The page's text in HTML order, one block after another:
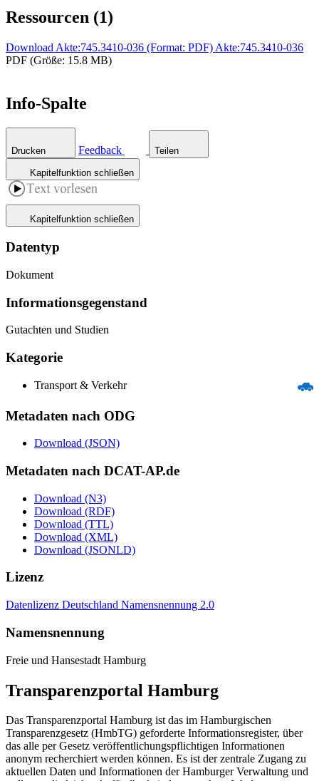
Ressourcen (1)
Download Akte:745.3410-036 (Format: PDF) Akte:745.3410-036
PDF (Größe: 15.8 MB)
Info-Spalte
Drucken Feedback Teilen
Kapitelfunktion schließen
Kapitelfunktion schließen
Datentyp
Dokument
Informations­gegenstand
Gutachten und Studien
Kategorie
Transport & Verkehr
Metadaten nach ODG
Download (JSON)
Metadaten nach DCAT-AP.de
Download (N3)
Download (RDF)
Download (TTL)
Download (XML)
Download (JSONLD)
Lizenz
Datenlizenz Deutschland Namensnennung 2.0
Namensnennung
Freie und Hansestadt Hamburg
Transparenzportal Hamburg
Das Transparenzportal Hamburg ist das im Hamburgischen
Transparenzgesetz (HmbTG) geforderte Informationsregister, über
das alle per Gesetz veröffentlichungspflichtigen Informationen
anonym recherchiert werden können. Es ist der zentrale Zugang zu
aktuellen Daten und Informationen der Hamburger Verwaltung und